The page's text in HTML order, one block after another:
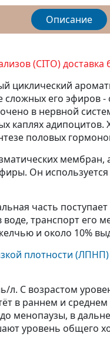
Описание
(CITO)
циклический
сложных его
в нервной
каплях
половых
Он
часть
транспорт
и около 10%
плотности (ЛПНП)
С возрастом
в раннем и
менопаузы, в
уровень общего